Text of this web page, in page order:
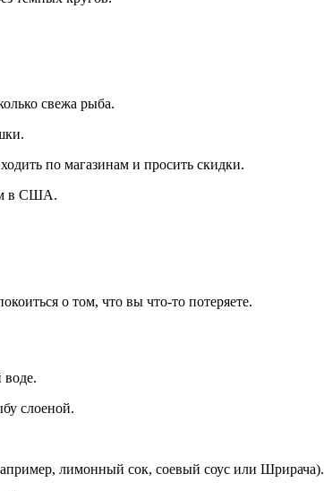
свежа рыба.
по магазинам и просить скидки.
в США.
о том, что вы что-то потеряете.
слоеной.
лимонный сок, соевый соус или Шрирача).